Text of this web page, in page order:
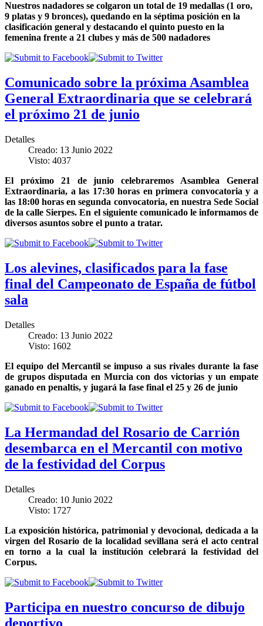
Nuestros nadadores se colgaron un total de 19 medallas (1 oro,
9 platas y 9 bronces), quedando en la séptima posición en la
clasificación general y destacando el quinto puesto en la
femenina frente a 21 clubes y más de 500 nadadores
Comunicado sobre la próxima Asamblea
General Extraordinaria que se celebrará
el próximo 21 de junio
Detalles
Creado: 13 Junio 2022
Visto: 4037
El próximo 21 de junio celebraremos Asamblea General
Extraordinaria, a las 17:30 horas en primera convocatoria y a
las 18:00 horas en segunda convocatoria, en nuestra Sede Social
de la calle Sierpes. En el siguiente comunicado le informamos de
diversos asuntos sobre el punto a tratar.
Los alevines, clasificados para la fase
final del Campeonato de España de fútbol
sala
Detalles
Creado: 13 Junio 2022
Visto: 1602
El equipo del Mercantil se impuso a sus rivales durante la fase
de grupos disputada en Murcia con dos victorias y un empate
ganado en penaltis, y jugará la fase final el 25 y 26 de junio
La Hermandad del Rosario de Carrión
desembarca en el Mercantil con motivo
de la festividad del Corpus
Detalles
Creado: 10 Junio 2022
Visto: 1727
La exposición histórica, patrimonial y devocional, dedicada a la
virgen del Rosario de la localidad sevillana será el acto central
en torno a la cual la institución celebrará la festividad del
Corpus.
Participa en nuestro concurso de dibujo
deportivo